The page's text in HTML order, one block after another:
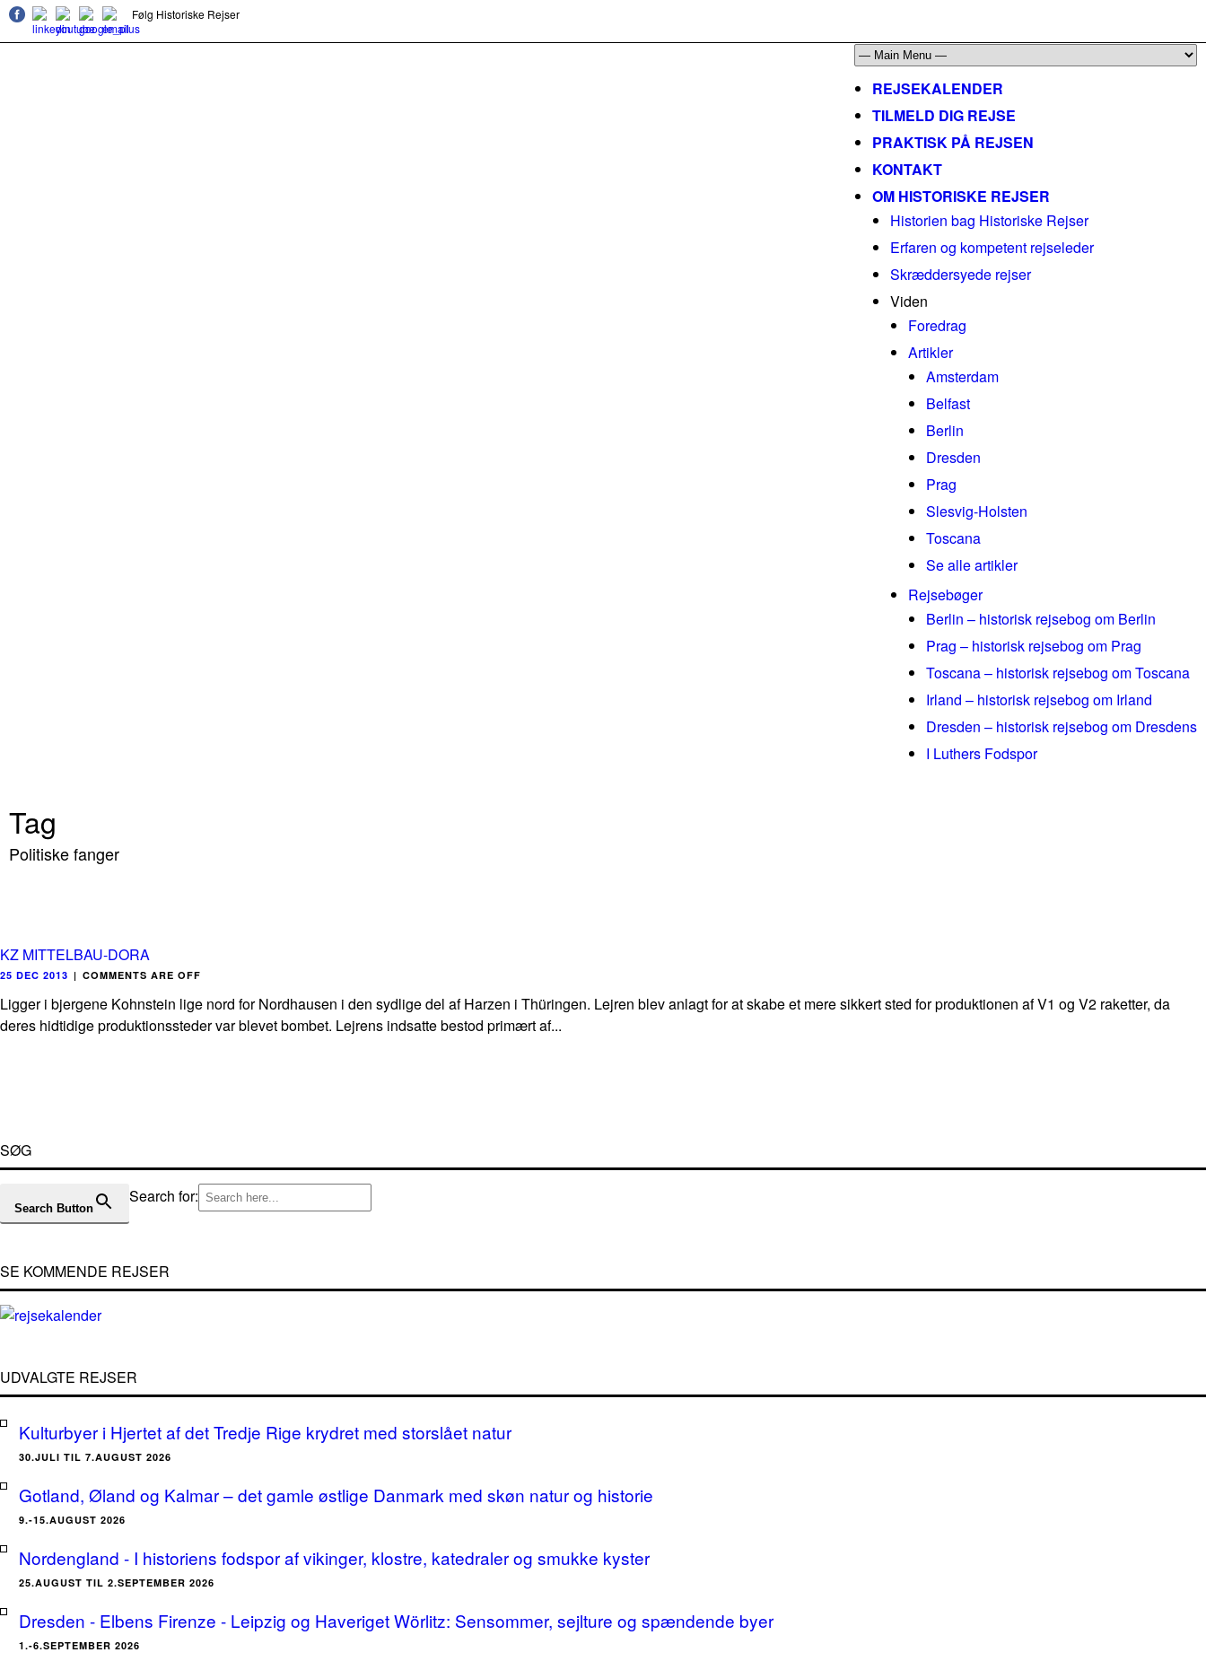
Følg Historiske Rejser
REJSEKALENDER
TILMELD DIG REJSE
PRAKTISK PÅ REJSEN
KONTAKT
OM HISTORISKE REJSER
Historien bag Historiske Rejser
Erfaren og kompetent rejseleder
Skræddersyede rejser
Viden
Foredrag
Artikler
Amsterdam
Belfast
Berlin
Dresden
Prag
Slesvig-Holsten
Toscana
Se alle artikler
Rejsebøger
Berlin – historisk rejsebog om Berlin
Prag – historisk rejsebog om Prag
Toscana – historisk rejsebog om Toscana
Irland – historisk rejsebog om Irland
Dresden – historisk rejsebog om Dresdens
I Luthers Fodspor
Tag
Politiske fanger
KZ MITTELBAU-DORA
25 DEC 2013 | COMMENTS ARE OFF
Ligger i bjergene Kohnstein lige nord for Nordhausen i den sydlige del af Harzen i Thüringen. Lejren blev anlagt for at skabe et mere sikkert sted for produktionen af V1 og V2 raketter, da
deres hidtidige produktionssteder var blevet bombet. Lejrens indsatte bestod primært af...
SØG
Search for:
Search Button
SE KOMMENDE REJSER
UDVALGTE REJSER
Kulturbyer i Hjertet af det Tredje Rige krydret med storslået natur
30.JULI TIL 7.AUGUST 2026
Gotland, Øland og Kalmar – det gamle østlige Danmark med skøn natur og historie
9.-15.AUGUST 2026
Nordengland - I historiens fodspor af vikinger, klostre, katedraler og smukke kyster
25.AUGUST TIL 2.SEPTEMBER 2026
Dresden - Elbens Firenze - Leipzig og Haveriget Wörlitz: Sensommer, sejlture og spændende byer
1.-6.SEPTEMBER 2026